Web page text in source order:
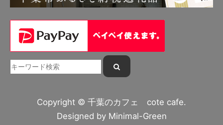
Copyright © 千葉のカフェ cote cafe.
Designed by Minimal-Green